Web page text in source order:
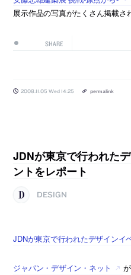
展示作品の写真がたくさん掲載さ
SHARE
2008.11.05 Wed 14:25 permalink
JDNが東京で行われた
ントをレポート
DESIGN
JDNが東京で行われたデザインイ
ジャパン・デザイン・ネット